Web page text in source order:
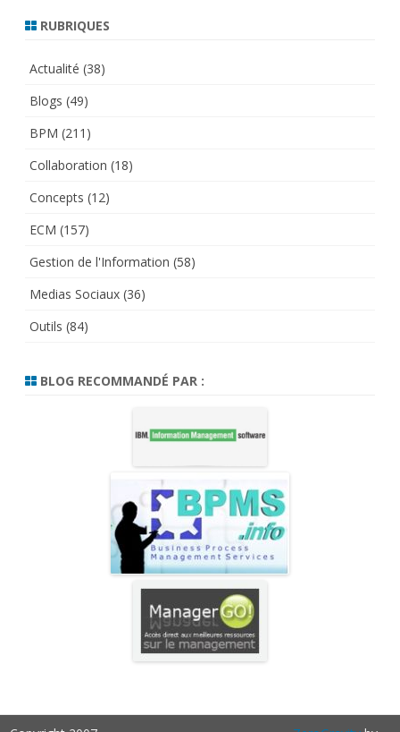
RUBRIQUES
Actualité (38)
Blogs (49)
BPM (211)
Collaboration (18)
Concepts (12)
ECM (157)
Gestion de l'Information (58)
Medias Sociaux (36)
Outils (84)
BLOG RECOMMANDÉ PAR :